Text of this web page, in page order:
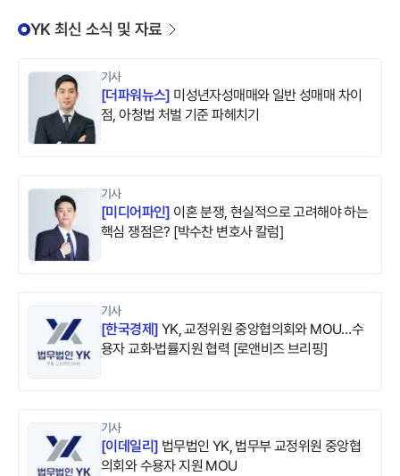
YK 최신 소식 및 자료
기사
[더파워뉴스] 미성년자성매매와 일반 성매매 차이
점, 아청법 처벌 기준 파헤치기
기사
[미디어파인] 이혼 분쟁, 현실적으로 고려해야 하는
핵심 쟁점은? [박수찬 변호사 칼럼]
기사
[한국경제]YK, 교정위원 중앙협의회와 MOU…수
용자 교화·법률지원 협력 [로앤비즈 브리핑]
기사
[이데일리] 법무법인 YK, 법무부 교정위원 중앙협
의회와 수용자 지원 MOU